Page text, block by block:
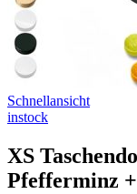
Schnellansicht
instock
XS
Pfefferminz